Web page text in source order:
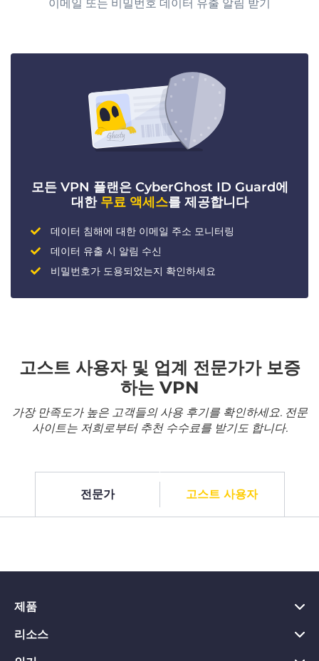
이메일 또는 비밀번호 데이터 유출 알림 받기
모든 VPN 플랜은 CyberGhost ID Guard에
대한 무료 액세스를 제공합니다
데이터 침해에 대한 이메일 주소 모니터링
데이터 유출 시 알림 수신
비밀번호가 도용되었는지 확인하세요
고스트 사용자 및 업계 전문가가 보증
하는 VPN
가장 만족도가 높은 고객들의 사용 후기를 확인하세요. 전문
사이트는 저희로부터 추천 수수료를 받기도 합니다.
전문가 고스트 사용자
제품
PC용 VPN
리소스